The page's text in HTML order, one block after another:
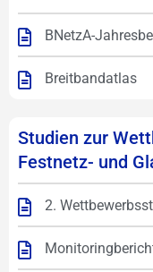
BNetzA-
Breitbandatlas
Studien zur
Festnetz- und
2.